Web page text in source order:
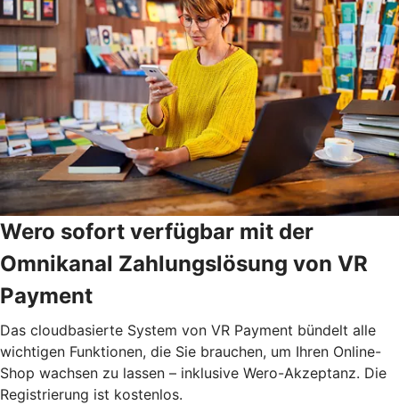
Wero sofort verfügbar mit der
Omnikanal Zahlungslösung von VR
Payment
Das cloudbasierte System von VR Payment bündelt alle
wichtigen Funktionen, die Sie brauchen, um Ihren Online-
Shop wachsen zu lassen – inklusive Wero-Akzeptanz. Die
Registrierung ist kostenlos.